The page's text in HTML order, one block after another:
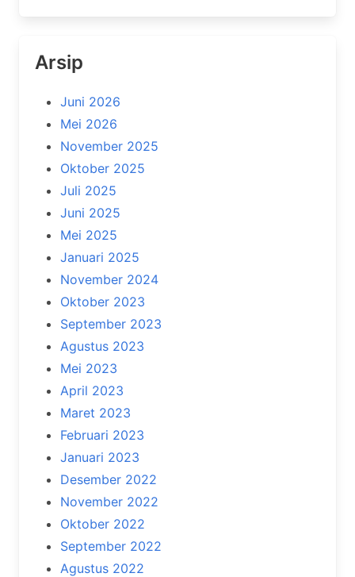
Arsip
Juni 2026
Mei 2026
November 2025
Oktober 2025
Juli 2025
Juni 2025
Mei 2025
Januari 2025
November 2024
Oktober 2023
September 2023
Agustus 2023
Mei 2023
April 2023
Maret 2023
Februari 2023
Januari 2023
Desember 2022
November 2022
Oktober 2022
September 2022
Agustus 2022